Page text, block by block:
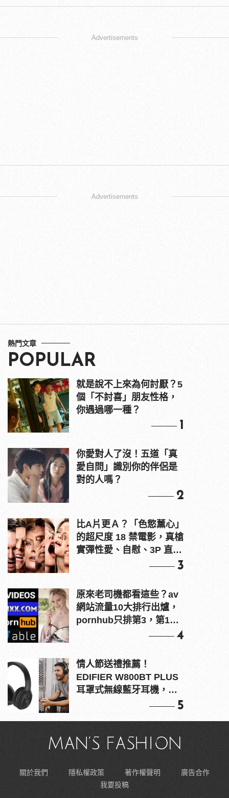
Advertisements
Advertisements
熱門文章
POPULAR
就是說不上來為何討厭？5
個「不討喜」朋友性格，
你遇過哪一種？
1
你愛對人了沒！五道「真
愛自問」識別你的伴侶是
對的人嗎？
2
比A片更Ａ？「色慾薰心」
的超尺度 18 禁電影，真槍
實彈性愛、自慰、3P 直接
3
原來老司機都看這些？av
網站流量10大排行出爐，
pornhub只排第3，第1名
4
情人節送禮推薦！
EDIFIER W800BT PLUS
耳罩式無線藍牙耳機，在
5
關於我們 隱私權政策 著作權聲明
廣告合作
我要投稿